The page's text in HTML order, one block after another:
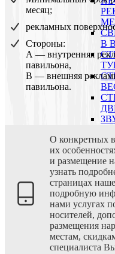
В
месяц;
рекламных
Стороны:
А — внутренняя
павильона,
В — внешняя
павильона.
О конкретных
их
и размещение
узнать
страницах
подробную
нами услугах
носителей,
размещения
местам,
специалиста